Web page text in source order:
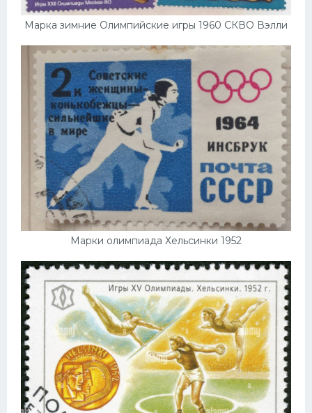
Марка зимние Олимпийские игры 1960 СКВО Вэлли
Марки олимпиада Хельсинки 1952